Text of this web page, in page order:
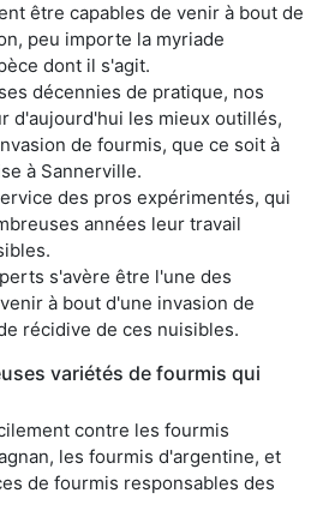
être capables de venir à bout de
peu importe la myriade
dont il s'agit.
décennies de pratique, nos
d'aujourd'hui les mieux outillés,
de fourmis, que ce soit à
à Sannerville.
des pros expérimentés, qui
années leur travail
s'avère être l'une des
à bout d'une invasion de
récidive de ces nuisibles.
variétés de fourmis qui
contre les fourmis
les fourmis d'argentine, et
de fourmis responsables des